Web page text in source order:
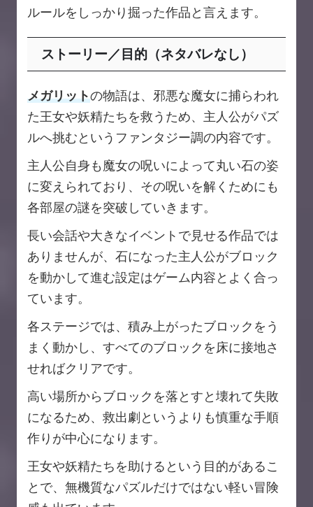
ルールをしっかり掘った作品と言えます。
ストーリー／目的（ネタバレなし）
メガリットの物語は、邪悪な魔女に捕らわれ
た王女や妖精たちを救うため、主人公がパズ
ルへ挑むというファンタジー調の内容です。
主人公自身も魔女の呪いによって丸い石の姿
に変えられており、その呪いを解くためにも
各部屋の謎を突破していきます。
長い会話や大きなイベントで見せる作品では
ありませんが、石になった主人公がブロック
を動かして進む設定はゲーム内容とよく合っ
ています。
各ステージでは、積み上がったブロックをう
まく動かし、すべてのブロックを床に接地さ
せればクリアです。
高い場所からブロックを落とすと壊れて失敗
になるため、救出劇というよりも慎重な手順
作りが中心になります。
王女や妖精たちを助けるという目的があるこ
とで、無機質なパズルだけではない軽い冒険